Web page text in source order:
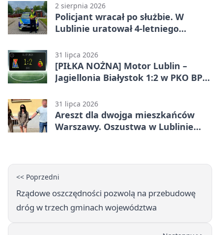
2 sierpnia 2026
Policjant wracał po służbie. W
Lublinie uratował 4-letniego
31 lipca 2026
[PIŁKA NOŻNA] Motor Lublin –
Jagiellonia Białystok 1:2 w PKO BP
zabrał gospodarzom remis
31 lipca 2026
Areszt dla dwojga mieszkańców
Warszawy. Oszustwa w Lublinie
<< Poprzedni
Rządowe oszczędności pozwolą na przebudowę
dróg w trzech gminach województwa